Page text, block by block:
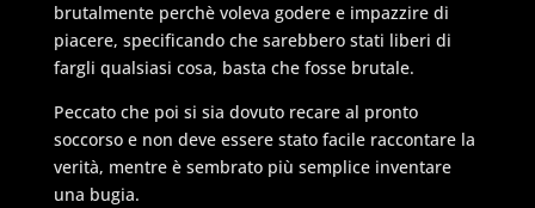
brutalmente perchè voleva godere e impazzire di
piacere, specificando che sarebbero stati liberi di
fargli qualsiasi cosa, basta che fosse brutale.
Peccato che poi si sia dovuto recare al pronto
soccorso e non deve essere stato facile raccontare la
verità, mentre è sembrato più semplice inventare
una bugia.